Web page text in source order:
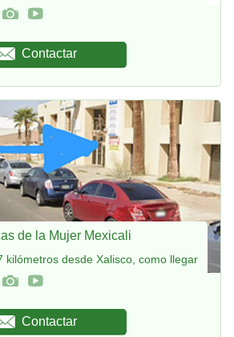
Contactar
de la Mujer Mexicali
kilómetros desde Xalisco, como llegar
Contactar